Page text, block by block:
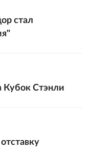
стал
Кубок Стэнли